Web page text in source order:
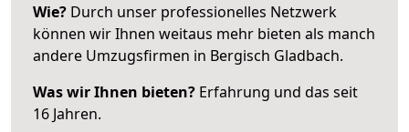
Wie? Durch unser professionelles Netzwerk
können wir Ihnen weitaus mehr bieten als manch
andere Umzugsfirmen in Bergisch Gladbach.
Was wir Ihnen bieten? Erfahrung und das seit
16 Jahren.